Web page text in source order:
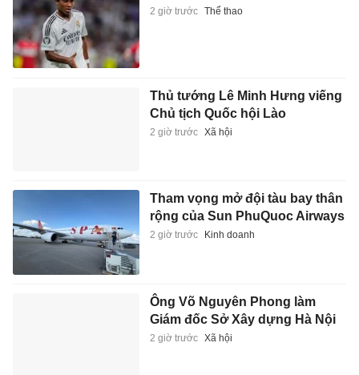
2 giờ trước Thể thao
Thủ tướng Lê Minh Hưng viếng
Chủ tịch Quốc hội Lào
2 giờ trước Xã hội
Tham vọng mở đội tàu bay thân
rộng của Sun PhuQuoc Airways
2 giờ trước Kinh doanh
Ông Võ Nguyên Phong làm
Giám đốc Sở Xây dựng Hà Nội
2 giờ trước Xã hội